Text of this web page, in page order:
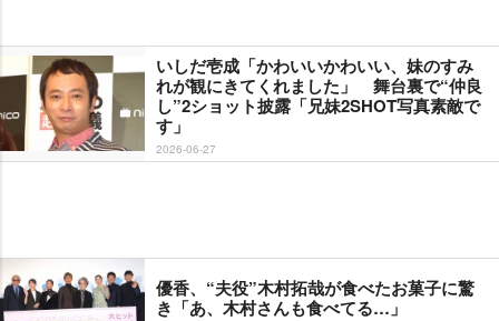
いしだ壱成「かわいいかわいい、妹のすみ
れが観にきてくれました」 舞台裏で“仲良
し”2ショット披露「兄妹2SHOT写真素敵で
す」
2026-06-27
優香、“夫役”木村拓哉が食べたお菓子に驚
き「あ、木村さんも食べてる…」